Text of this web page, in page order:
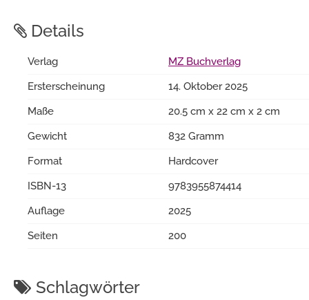
Details
Verlag
MZ Buchverlag
Ersterscheinung
14. Oktober 2025
Maße
20.5 cm x 22 cm x 2 cm
Gewicht
832 Gramm
Format
Hardcover
ISBN-13
9783955874414
Auflage
2025
Seiten
200
Schlagwörter